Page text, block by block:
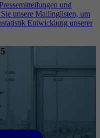
und
unsere Mailinglisten, um
Entwicklung unserer